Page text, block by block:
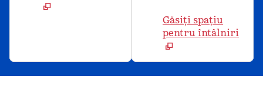
Găsiți spațiu
pentru întâlniri